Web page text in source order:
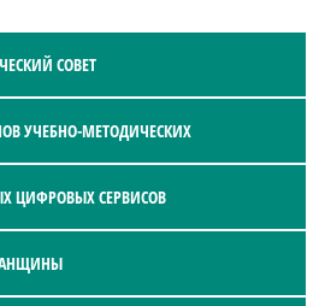
СОВЕТ
УЧЕБНО-МЕТОДИЧЕСКИХ
ЦИФРОВЫХ СЕРВИСОВ